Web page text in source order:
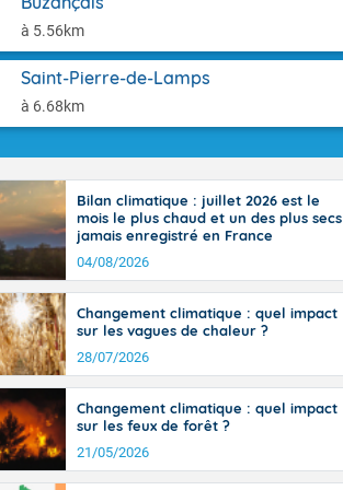
à 5.56km
Saint-Pierre-de-Lamps
à 6.68km
moins
25 à 30
35 degrés
jusque
la Corse.
Pyrénées,
marge de
de la
En soirée,
sur
22 à 24,
sur le
hors côtes
38 ou 39
Bilan climatique : juillet 2026 est le
mois le plus chaud et un des plus secs
jamais enregistré en France
04/08/2026
Changement climatique : quel impact
sur les vagues de chaleur ?
28/07/2026
Changement climatique : quel impact
sur les feux de forêt ?
21/05/2026